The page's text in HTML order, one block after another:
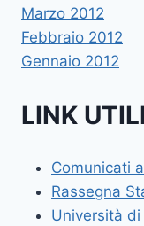
Marzo 2012
Febbraio 2012
Gennaio 2012
LINK UTILI
Comunicati
Rassegna
Università di